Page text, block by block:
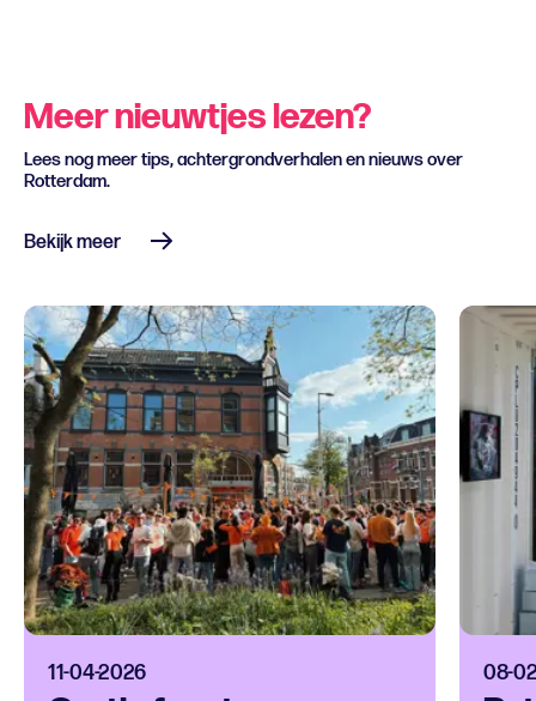
Meer nieuwtjes lezen?
Lees nog meer tips, achtergrondverhalen en nieuws over
Rotterdam.
Bekijk meer
11-04-2026 08-